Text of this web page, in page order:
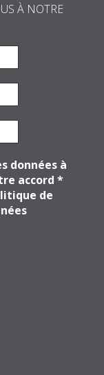
À NOTRE
données à
accord *
de